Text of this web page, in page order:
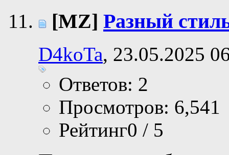
[MZ] Разный
D4koTa, 23.05.2025
Ответов: 2
Просмотров: 6,541
Рейтинг0 / 5